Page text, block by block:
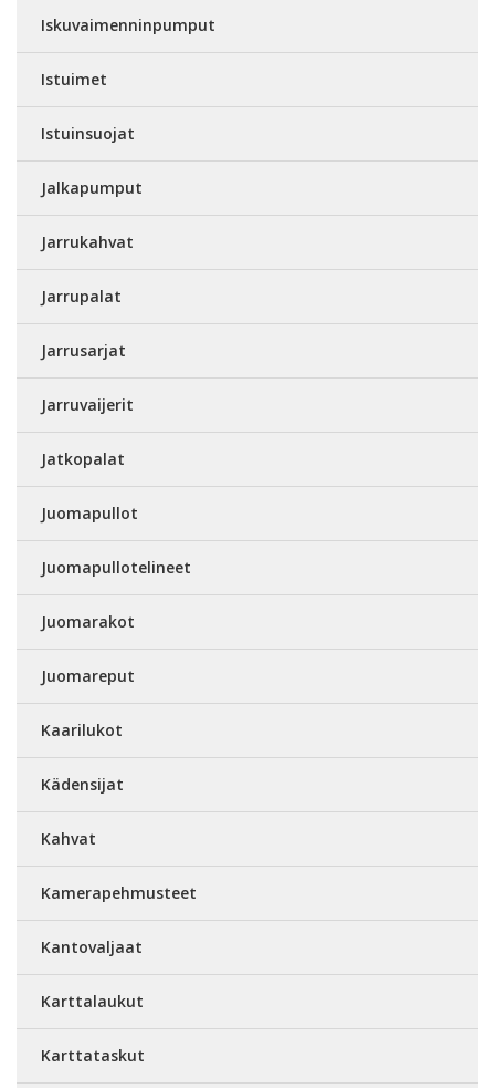
Iskuvaimenninpumput
Istuimet
Istuinsuojat
Jalkapumput
Jarrukahvat
Jarrupalat
Jarrusarjat
Jarruvaijerit
Jatkopalat
Juomapullot
Juomapullotelineet
Juomarakot
Juomareput
Kaarilukot
Kädensijat
Kahvat
Kamerapehmusteet
Kantovaljaat
Karttalaukut
Karttataskut